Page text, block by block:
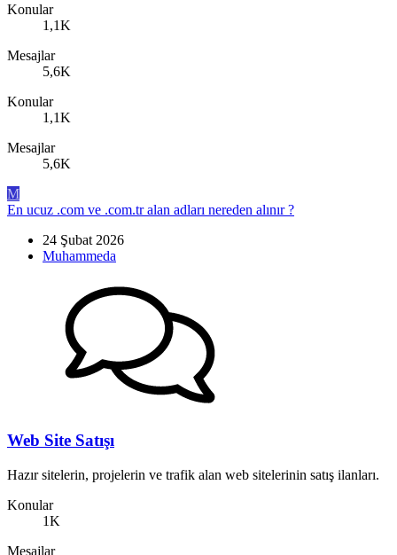
Konular
1,1K
Mesajlar
5,6K
Konular
1,1K
Mesajlar
5,6K
M
En ucuz .com ve .com.tr alan adları nereden alınır ?
24 Şubat 2026
Muhammeda
Web Site Satışı
Hazır sitelerin, projelerin ve trafik alan web sitelerinin satış ilanları.
Konular
1K
Mesajlar